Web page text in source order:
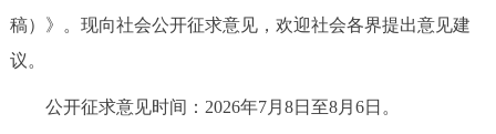
政务服务
稿）》。现向社会公开征求意见，欢迎社会各界提出意见建
议。
公开征求意见时间：2026年7月8日至8月6日。